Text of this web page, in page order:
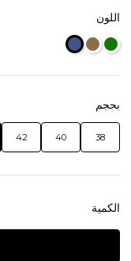
اللون
بحجم
38
40
42
الكمية